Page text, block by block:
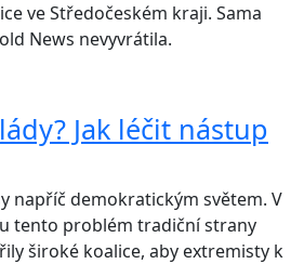
ve Středočeském kraji. Sama
News nevyvrátila.
Jak léčit nástup
napříč demokratickým světem. V
tento problém tradiční strany
široké koalice, aby extremisty k